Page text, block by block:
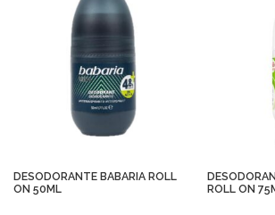
DESODORANTE BABARIA ROLL
ON 50ML
ROLL ON